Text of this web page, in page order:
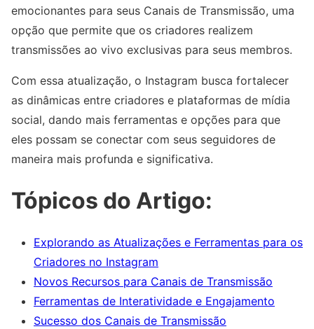
emocionantes para seus Canais de Transmissão, uma
opção que permite que os criadores realizem
transmissões ao vivo exclusivas para seus membros.
Com essa atualização, o Instagram busca fortalecer
as dinâmicas entre criadores e plataformas de mídia
social, dando mais ferramentas e opções para que
eles possam se conectar com seus seguidores de
maneira mais profunda e significativa.
Tópicos do Artigo:
Explorando as Atualizações e Ferramentas para os
Criadores no Instagram
Novos Recursos para Canais de Transmissão
Ferramentas de Interatividade e Engajamento
Sucesso dos Canais de Transmissão